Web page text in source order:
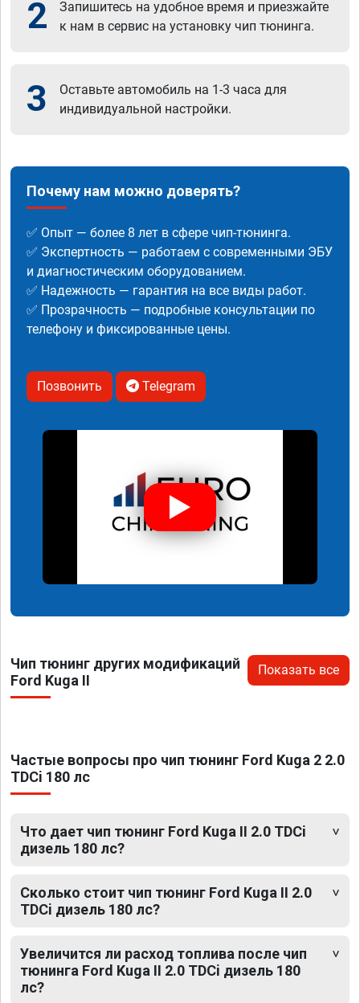
2
Запишитесь на удобное время и приезжайте
к нам в сервис на установку чип тюнинга.
3
Оставьте автомобиль на 1-3 часа для
индивидуальной настройки.
Почему нам можно доверять?
✅ Опыт — более 8 лет в сфере чип-тюнинга.
✅ Экспертность — работаем с современными ЭБУ
и диагностическим оборудованием.
✅ Надежность — гарантия на все виды работ.
✅ Прозрачность — подробные консультации по
телефону и фиксированные цены.
Позвонить Telegram
Чип тюнинг других модификаций
Ford Kuga II
Показать все
Частые вопросы про чип тюнинг Ford Kuga 2 2.0
TDCi 180 лс
Что дает чип тюнинг Ford Kuga II 2.0 TDCi
дизель 180 лс?
Сколько стоит чип тюнинг Ford Kuga II 2.0
TDCi дизель 180 лс?
Увеличится ли расход топлива после чип
тюнинга Ford Kuga II 2.0 TDCi дизель 180
лс?